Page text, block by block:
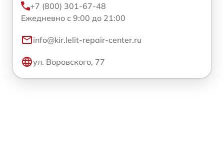
+7 (800) 301-67-48
Ежедневно с 9:00 до 21:00
info@kir.lelit-repair-center.ru
ул. Воровского, 77